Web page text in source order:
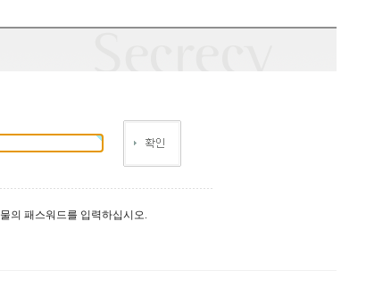
의 패스워드를 입력하십시오.